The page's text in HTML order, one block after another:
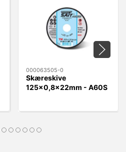
000063505-0
Skæreskive
125x0,8x22mm - A60S